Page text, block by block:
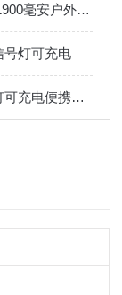
FD-FBP240/BAD202E消防员照明灯具1900毫安户外登山手电3W
号灯可充电
FW6117LED轻便工作灯户外应急升降灯可充电便携移动照明灯50W